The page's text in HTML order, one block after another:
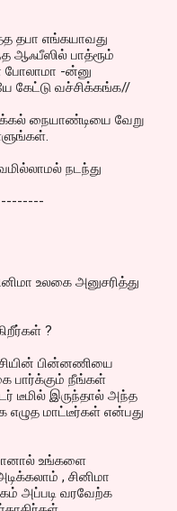
தபா எங்கயாவது
ஆஃபீஸில் பாத்ரூம்
போலாமா -ன்னு
கேட்டு வச்சிக்கங்க//
நையாண்டியை வேறு
நடந்து
உலகை அனுசரித்து
?
பின்னணியை
பார்க்கும் நீங்கள்
டீமில் இருந்தால் அந்த
எழுத மாட்டீர்கள் என்பது
உங்களை
, சினிமா
அப்படி வரவேற்க